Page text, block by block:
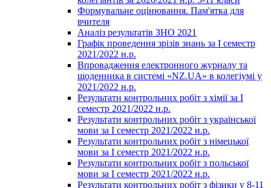
Формувальне оцінювання. Пам'ятка для
вчителя
Аналіз результатів ЗНО 2021
Графік проведення зрізів знань за І семестр
2021/2022 н.р.
Впровадження електронного журналу та
щоденника в системі «NZ.UA» в колегіумі у
2021/2022 н.р.
Результати контрольних робіт з хімії за І
семестр 2021/2022 н.р.
Результати контрольних робіт з української
мови за І семестр 2021/2022 н.р.
Результати контрольних робіт з німецької
мови за І семестр 2021/2022 н.р.
Результати контрольних робіт з польської
мови за І семестр 2021/2022 н.р.
Результати контрольних робіт з фізики у 8-11